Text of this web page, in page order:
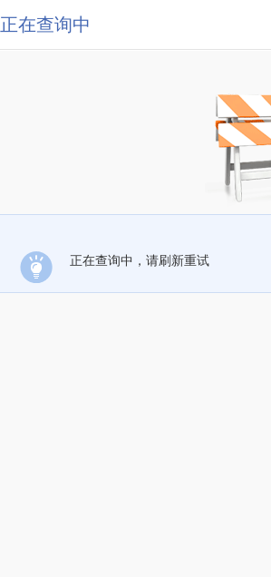
正在查询中
正在查询中，请刷新重试